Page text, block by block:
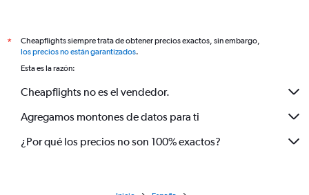
*
Cheapflights siempre trata de obtener precios exactos, sin embargo,
los precios no están garantizados.
Esta es la razón:
Cheapflights no es el vendedor.
Agregamos montones de datos para ti
¿Por qué los precios no son 100% exactos?